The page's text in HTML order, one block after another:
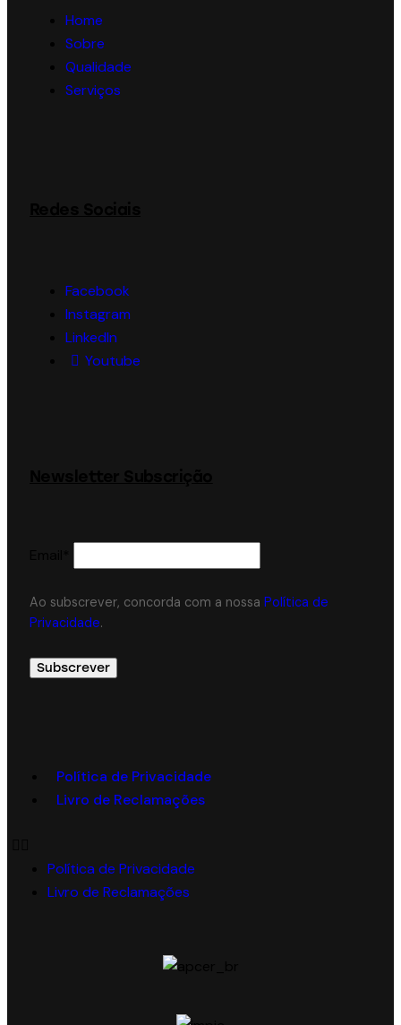
Home
Sobre
Qualidade
Serviços
Facebook
Instagram
LinkedIn
Youtube
Ao subscrever, concorda com a nossa Política de
Privacidade.
Política de Privacidade
Livro de Reclamações
Política de Privacidade
Livro de Reclamações